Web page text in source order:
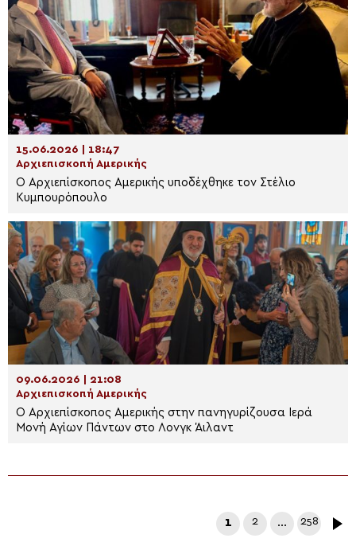
15.06.2026 | 18:47
Αρχιεπισκοπή Αμερικής
Ο Αρχιεπίσκοπος Αμερικής υποδέχθηκε τον Στέλιο
Κυμπουρόπουλο
09.06.2026 | 21:08
Αρχιεπισκοπή Αμερικής
Ο Αρχιεπίσκοπος Αμερικής στην πανηγυρίζουσα Ιερά
Μονή Αγίων Πάντων στο Λονγκ Άιλαντ
1 2 … 258